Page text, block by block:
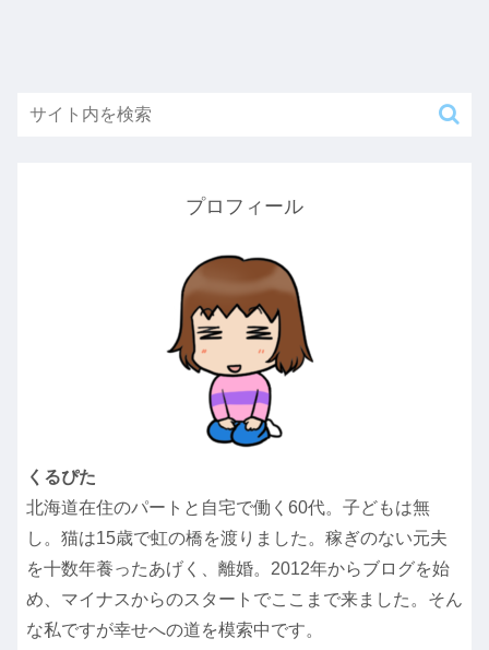
プロフィール
くるぴた
北海道在住のパートと自宅で働く60代。子どもは無
し。猫は15歳で虹の橋を渡りました。稼ぎのない元夫
を十数年養ったあげく、離婚。2012年からブログを始
め、マイナスからのスタートでここまで来ました。そん
な私ですが幸せへの道を模索中です。